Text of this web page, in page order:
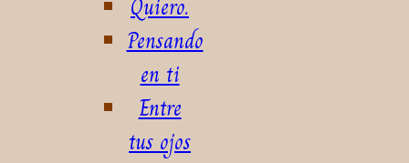
Quiero.
Pensando
en ti
Entre
tus ojos